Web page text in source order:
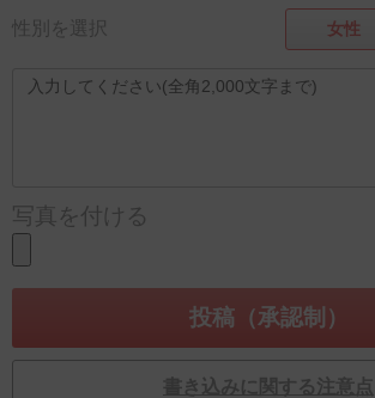
性別を選択 女性
写真を付ける
書き込みに関する注意点